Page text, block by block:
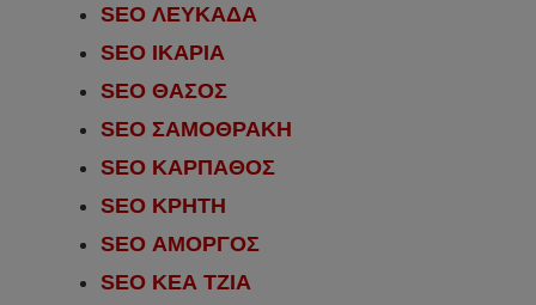
SEO ΛΕΥΚΑΔΑ
SEO ΙΚΑΡΙΑ
SEO ΘΑΣΟΣ
SEO ΣΑΜΟΘΡΑΚΗ
SEO ΚΑΡΠΑΘΟΣ
SEO ΚΡΗΤΗ
SEO ΑΜΟΡΓΟΣ
SEO ΚΕΑ ΤΖΙΑ